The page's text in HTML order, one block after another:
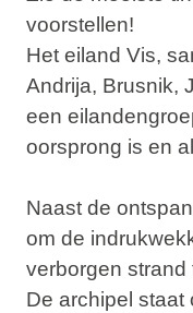
voorstellen!
Het eiland Vis,
Andrija, Brusnik,
een
oorsprong is en
Naast de
om de
verborgen strand
De archipel staat